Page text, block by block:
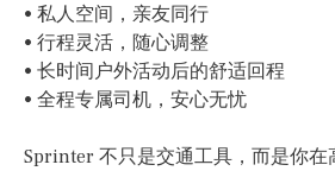
• 私人空间，亲友同行
• 行程灵活，随心调整
• 长时间户外活动后的舒适回程
• 全程专属司机，安心无忧
Sprinter 不只是交通工具，而是你在